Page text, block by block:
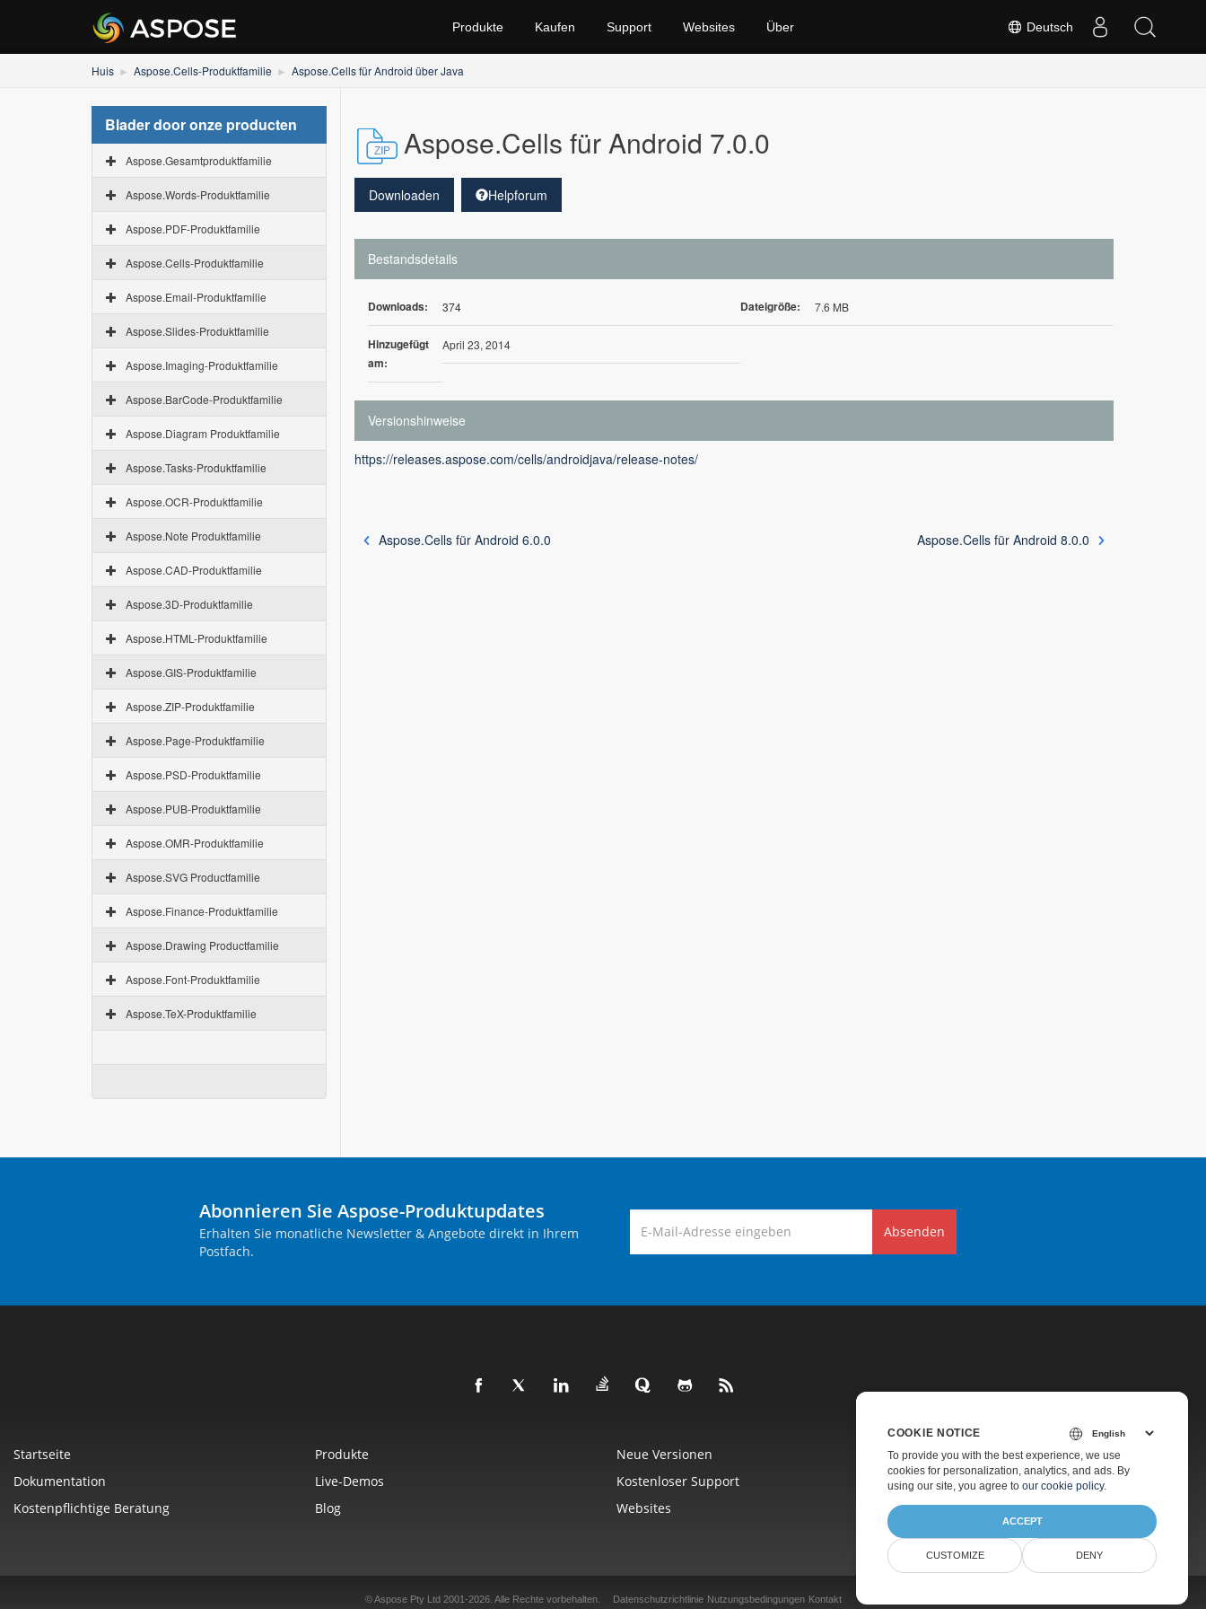
Deutsch
Produkte Kaufen Support Websites Über
Huis Aspose.Cells-Produktfamilie Aspose.Cells für Android über Java
Blader door onze producten
Aspose.Gesamtproduktfamilie
Aspose.Words-Produktfamilie
Aspose.PDF-Produktfamilie
Aspose.Cells-Produktfamilie
Aspose.Email-Produktfamilie
Aspose.Slides-Produktfamilie
Aspose.Imaging-Produktfamilie
Aspose.BarCode-Produktfamilie
Aspose.Diagram Produktfamilie
Aspose.Tasks-Produktfamilie
Aspose.OCR-Produktfamilie
Aspose.Note Produktfamilie
Aspose.CAD-Produktfamilie
Aspose.3D-Produktfamilie
Aspose.HTML-Produktfamilie
Aspose.GIS-Produktfamilie
Aspose.ZIP-Produktfamilie
Aspose.Page-Produktfamilie
Aspose.PSD-Produktfamilie
Aspose.PUB-Produktfamilie
Aspose.OMR-Produktfamilie
Aspose.SVG Productfamilie
Aspose.Finance-Produktfamilie
Aspose.Drawing Productfamilie
Aspose.Font-Produktfamilie
Aspose.TeX-Produktfamilie
Aspose.Cells für Android 7.0.0
Downloaden Helpforum
Bestandsdetails
Downloads: 374 Dateigröße: 7.6 MB
Hinzugefügt
am:
April 23, 2014
Versionshinweise
https://releases.aspose.com/cells/androidjava/release-notes/
Aspose.Cells für Android 6.0.0 Aspose.Cells für Android 8.0.0
Abonnieren Sie Aspose-Produktupdates
Erhalten Sie monatliche Newsletter & Angebote direkt in Ihrem
Postfach.
Absenden
Startseite Produkte Neue Versionen
Preise
Dokumentation
Live-Demos Kostenloser Support
Kostenpflichtiger Support
Kostenpflichtige Beratung
Blog Websites Über Uns
© Aspose Pty Ltd 2001-2026. Alle Rechte vorbehalten. Datenschutzrichtlinie Nutzungsbedingungen Kontakt
COOKIE NOTICE
To provide you with the best experience, we use
cookies for personalization, analytics, and ads. By
using our site, you agree to our cookie policy.
ACCEPT
CUSTOMIZE DENY